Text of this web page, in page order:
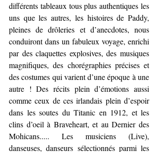
différents tableaux tous plus authentiques les
uns que les autres, les histoires de Paddy,
pleines de drôleries et d’anecdotes, nous
conduiront dans un fabuleux voyage, enrichi
par des claquettes explosives, des musiques
magnifiques, des chorégraphies précises et
des costumes qui varient d’une époque à une
autre ! Des récits plein d’émotions aussi
comme ceux de ces irlandais plein d’espoir
dans les soutes du Titanic en 1912, et les
clins d’oeil à Braveheart, et au Dernier des
Mohicans..... Les musiciens (Live),
danseuses, danseurs sélectionnés parmi les